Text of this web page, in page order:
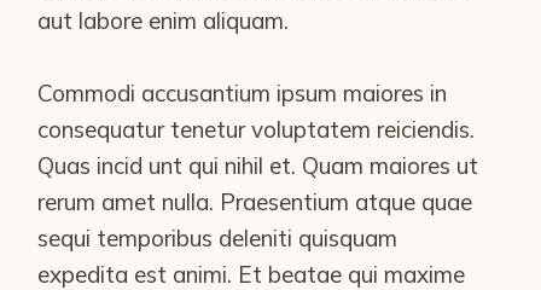
aut labore enim aliquam.
Commodi accusantium ipsum maiores in
consequatur tenetur voluptatem reiciendis.
Quas incid unt qui nihil et. Quam maiores ut
rerum amet nulla. Praesentium atque quae
sequi temporibus deleniti quisquam
expedita est animi. Et beatae qui maxime